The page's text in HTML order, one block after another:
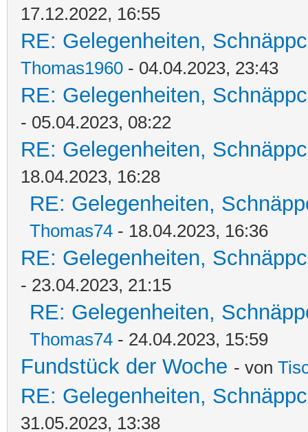
17.12.2022, 16:55
RE: Gelegenheiten,
Thomas1960 - 04.04.2023, 23:43
RE: Gelegenheiten,
- 05.04.2023, 08:22
RE: Gelegenheiten,
18.04.2023, 16:28
RE: Gelegenheiten,
Thomas74 - 18.04.2023, 16:36
RE: Gelegenheiten,
- 23.04.2023, 21:15
RE: Gelegenheiten,
Thomas74 - 24.04.2023, 15:59
Fundstück der Woche - von
RE: Gelegenheiten,
31.05.2023, 13:38